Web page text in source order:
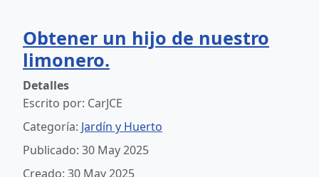
Obtener un hijo de nuestro
limonero.
Detalles
Escrito por: CarJCE
Categoría: Jardín y Huerto
Publicado: 30 May 2025
Creado: 30 May 2025